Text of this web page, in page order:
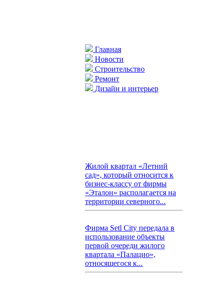
Главная
Новости
Строительство
Ремонт
Дизайн и интерьер
Жилой квартал «Летний
сад», который относится к
бизнес-классу от фирмы
«Эталон» располагается на
территории северного...
Фирма Setl City передала в
использование объекты
первой очереди жилого
квартала «Палацио»,
относящегося к...